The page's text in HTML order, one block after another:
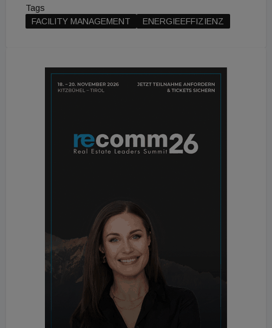
Tags
FACILITY MANAGEMENT
ENERGIEEFFIZIENZ